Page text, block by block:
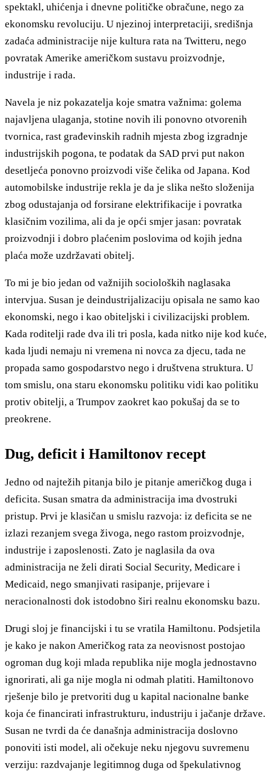
spektakl, uhićenja i dnevne političke obračune, nego za
ekonomsku revoluciju. U njezinoj interpretaciji, središnja
zadaća administracije nije kultura rata na Twitteru, nego
povratak Amerike američkom sustavu proizvodnje,
industrije i rada.
Navela je niz pokazatelja koje smatra važnima: golema
najavljena ulaganja, stotine novih ili ponovno otvorenih
tvornica, rast građevinskih radnih mjesta zbog izgradnje
industrijskih pogona, te podatak da SAD prvi put nakon
desetljeća ponovno proizvodi više čelika od Japana. Kod
automobilske industrije rekla je da je slika nešto složenija
zbog odustajanja od forsirane elektrifikacije i povratka
klasičnim vozilima, ali da je opći smjer jasan: povratak
proizvodnji i dobro plaćenim poslovima od kojih jedna
plaća može uzdržavati obitelj.
To mi je bio jedan od važnijih socioloških naglasaka
intervjua. Susan je deindustrijalizaciju opisala ne samo kao
ekonomski, nego i kao obiteljski i civilizacijski problem.
Kada roditelji rade dva ili tri posla, kada nitko nije kod kuće,
kada ljudi nemaju ni vremena ni novca za djecu, tada ne
propada samo gospodarstvo nego i društvena struktura. U
tom smislu, ona staru ekonomsku politiku vidi kao politiku
protiv obitelji, a Trumpov zaokret kao pokušaj da se to
preokrene.
Dug, deficit i Hamiltonov recept
Jedno od najtežih pitanja bilo je pitanje američkog duga i
deficita. Susan smatra da administracija ima dvostruki
pristup. Prvi je klasičan u smislu razvoja: iz deficita se ne
izlazi rezanjem svega živoga, nego rastom proizvodnje,
industrije i zaposlenosti. Zato je naglasila da ova
administracija ne želi dirati Social Security, Medicare i
Medicaid, nego smanjivati rasipanje, prijevare i
neracionalnosti dok istodobno širi realnu ekonomsku bazu.
Drugi sloj je financijski i tu se vratila Hamiltonu. Podsjetila
je kako je nakon Američkog rata za neovisnost postojao
ogroman dug koji mlada republika nije mogla jednostavno
ignorirati, ali ga nije mogla ni odmah platiti. Hamiltonovo
rješenje bilo je pretvoriti dug u kapital nacionalne banke
koja će financirati infrastrukturu, industriju i jačanje države.
Susan ne tvrdi da će današnja administracija doslovno
ponoviti isti model, ali očekuje neku njegovu suvremenu
verziju: razdvajanje legitimnog duga od špekulativnog